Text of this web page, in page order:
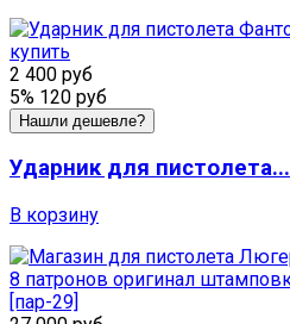
2 400 руб
5% 120 руб
Нашли дешевле?
Ударник для пистолета...
В корзину